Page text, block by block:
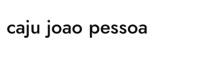
joao pessoa